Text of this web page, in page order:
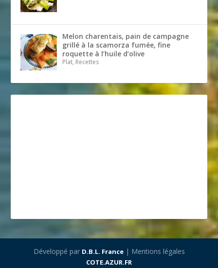
Melon charentais, pain de campagne
grillé à la scamorza fumée, fine
roquette à l’huile d’olive
Plat, Recettes
Développé par D.B.L. France| Mentions légales
COTE.AZUR.FR